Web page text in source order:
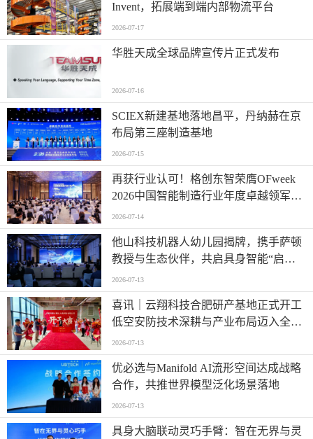
Invent，拓展端到端内部物流平台
2026-07-17
华胜天成全球品牌宣传片正式发布
2026-07-16
SCIEX新建基地落地昌平，丹纳赫在京
布局第三座制造基地
2026-07-15
再获行业认可！格创东智荣膺OFweek
2026中国智能制造行业年度卓越领军企
业奖
2026-07-14
他山科技机器人幼儿园揭牌，携手萨顿
教授与生态伙伴，共启具身智能“启蒙
时代”
2026-07-13
喜讯｜云翔科技合肥研产基地正式开工
低空安防技术深耕与产业布局迈入全新
阶段
2026-07-13
优必选与Manifold AI流形空间达成战略
合作，共推世界模型泛化场景落地
2026-07-13
具身大脑联动灵巧手臂：智在无界与灵